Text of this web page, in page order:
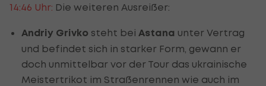
14:46 Uhr: Die weiteren Ausreißer:
Andriy Grivko steht bei Astana unter Vertrag
und befindet sich in starker Form, gewann er
doch unmittelbar vor der Tour das ukrainische
Meistertrikot im Straßenrennen wie auch im